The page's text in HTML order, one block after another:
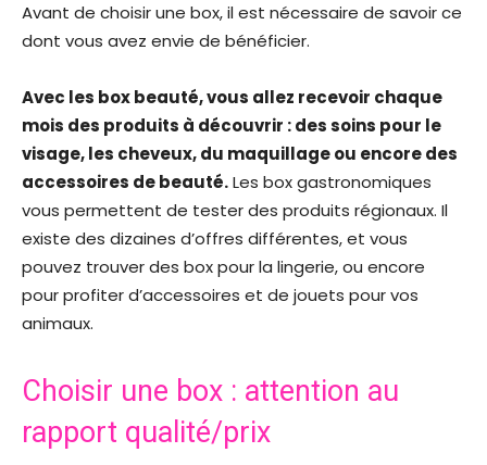
Avant de choisir une box, il est nécessaire de savoir ce
dont vous avez envie de bénéficier.
Avec les box beauté, vous allez recevoir chaque
mois des produits à découvrir : des soins pour le
visage, les cheveux, du maquillage ou encore des
accessoires de beauté.Les box gastronomiques
vous permettent de tester des produits régionaux. Il
existe des dizaines d’offres différentes, et vous
pouvez trouver des box pour la lingerie, ou encore
pour profiter d’accessoires et de jouets pour vos
animaux.
Choisir une box : attention au
rapport qualité/prix